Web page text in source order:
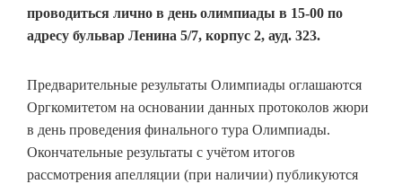
проводиться лично в день олимпиады в 15-00 по
адресу бульвар Ленина 5/7, корпус 2, ауд. 323.
Предварительные результаты Олимпиады оглашаются
Оргкомитетом на основании данных протоколов жюри
в день проведения финального тура Олимпиады.
Окончательные результаты с учётом итогов
рассмотрения апелляции (при наличии) публикуются